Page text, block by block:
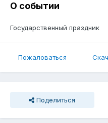
О событии
Государственный праздник
Пожаловаться
Поделиться